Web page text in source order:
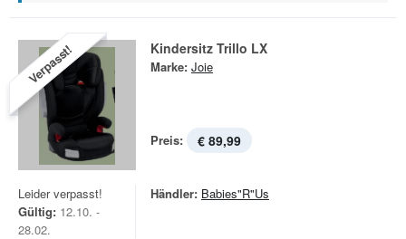
Verpasst! Kindersitz Trillo LX
Marke: Joie
Preis: € 89,99
Leider verpasst!
Gültig: 12.10. -
28.02.
Händler: Babies"R"Us